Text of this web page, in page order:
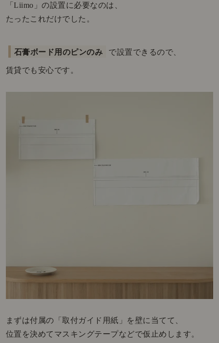
「Liimo」の設置に必要なのは、
たったこれだけでした。
石膏ボード用のピンのみ で設置できるので、
賃貸でも安心です。
まずは付属の「取付ガイド用紙」を壁に当てて、
位置を決めてマスキングテープなどで仮止めします。